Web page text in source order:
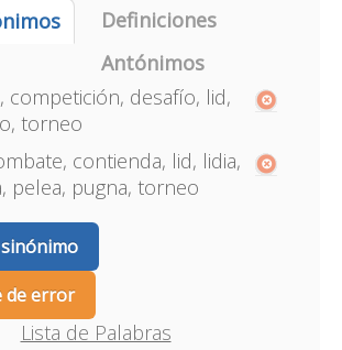
Definiciones
Antónimos
competición, desafío, lid,
torneo
contienda, lid, lidia,
pelea, pugna, torneo
de error
Lista de Palabras